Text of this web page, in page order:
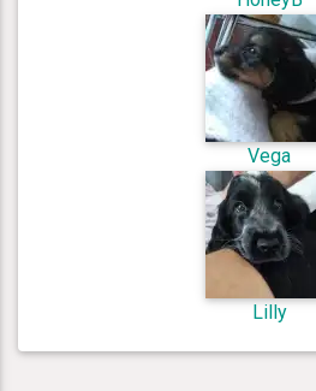
Vega
Lilly